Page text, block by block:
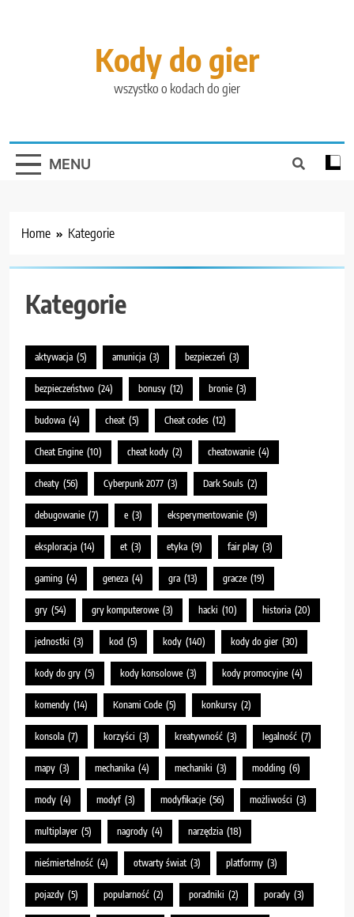
Kody do gier
wszystko o kodach do gier
MENU
Home Kategorie
Kategorie
aktywacja (5) amunicja (3) bezpieczeń (3)
bezpieczeństwo (24) bonusy (12) bronie (3)
budowa (4) cheat (5) Cheat codes (12)
Cheat Engine (10) cheat kody (2) cheatowanie (4)
cheaty (56) Cyberpunk 2077 (3) Dark Souls (2)
debugowanie (7) e (3) eksperymentowanie (9)
eksploracja (14) et (3) etyka (9) fair play (3)
gaming (4) geneza (4) gra (13) gracze (19)
gry (54) gry komputerowe (3) hacki (10) historia (20)
jednostki (3) kod (5) kody (140) kody do gier (30)
kody do gry (5) kody konsolowe (3) kody promocyjne (4)
komendy (14) Konami Code (5) konkursy (2)
konsola (7) korzyści (3) kreatywność (3) legalność (7)
mapy (3) mechanika (4) mechaniki (3) modding (6)
mody (4) modyf (3) modyfikacje (56) możliwości (3)
multiplayer (5) nagrody (4) narzędzia (18)
nieśmiertelność (4) otwarty świat (3) platformy (3)
pojazdy (5) popularność (2) poradniki (2) porady (3)